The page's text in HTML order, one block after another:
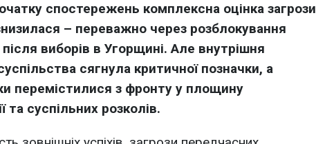
спостережень комплексна оцінка загрози
– переважно через розблокування
виборів в Угорщині. Але внутрішня
сягнула критичної позначки, а
перемістилися з фронту у площину
та суспільних розколів.